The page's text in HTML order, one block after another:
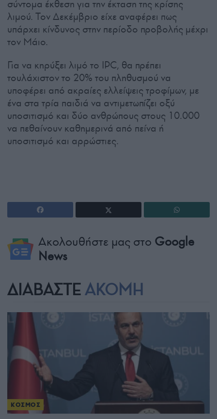
σύντομα έκθεση για την έκταση της κρίσης
λιμού. Τον Δεκέμβριο είχε αναφέρει πως
υπάρχει κίνδυνος στην περίοδο προβολής μέχρι
τον Μάιο.
Για να κηρύξει λιμό το IPC, θα πρέπει
τουλάχιστον το 20% του πληθυσμού να
υποφέρει από ακραίες ελλείψεις τροφίμων, με
ένα στα τρία παιδιά να αντιμετωπίζει οξύ
υποσιτισμό και δύο ανθρώπους στους 10.000
να πεθαίνουν καθημερινά από πείνα ή
υποσιτισμό και αρρώστιες.
Ακολουθήστε μας στο Google
News
ΔΙΑΒΑΣΤΕ ΑΚΟΜΗ
ΚΟΣΜΟΣ